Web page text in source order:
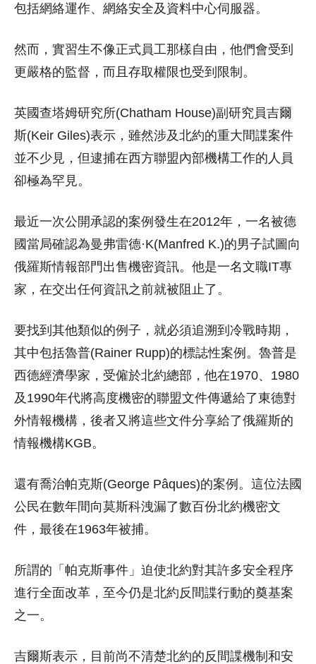
包括網絡運作、網絡安全及資料中心伺服器。
然而，實習生不像正式員工那樣自由，他們會受到
更嚴格的監督，而且存取權限也受到限制。
英國查塔姆研究所(Chatham House)副研究員吉爾
斯(Keir Giles)表示，雖然涉及北約的重大間諜案件
並不少見，但逮捕在西方聯盟內部機構工作的人員
卻極為罕見。
最近一次公開承認的案例發生在2012年，一名被德
國當局確認為曼弗雷德·K(Manfred K.)的男子試圖向
俄羅斯情報部門出售機密資訊。他是一名文職IT專
家，在交出任何資訊之前就被阻止了。
要找到其他類似的例子，就必須追溯到冷戰時期，
其中包括魯普(Rainer Rupp)的標誌性案例。魯普是
西德經濟學家，受僱於北約總部，他在1970、1980
及1990年代將高度機密的聯盟文件傳遞給了東德對
外情報機構，後者又將這些文件分享給了俄羅斯的
情報機構KGB。
還有喬治帕克斯(George Pâques)的案例。這位法國
公民在數年間向莫斯科洩漏了數百份北約機密文
件，最後在1963年被捕。
所謂的「帕克斯事件」迫使北約對其許多安全程序
進行全面改革，至今仍是北約反間諜行動的奠基案
之一。
吉爾斯表示，目前尚不清楚北約的反間諜機制和安